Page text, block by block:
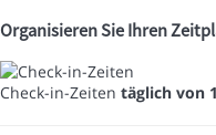
Organisieren Sie Ihren
Check-in-Zeiten täglich von